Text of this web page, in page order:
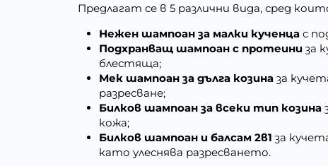
Предлагат се в 5 различни вида, сред
Нежен шампоан за малки кученца с
Подхранващ шампоан с протеиниза
блестяща;
Мек шампоан за дълга козиназа
разресване;
Билков шампоан за всеки тип козина
кожа;
Билков шампоан и балсам 2в1за
като улеснява разресването.